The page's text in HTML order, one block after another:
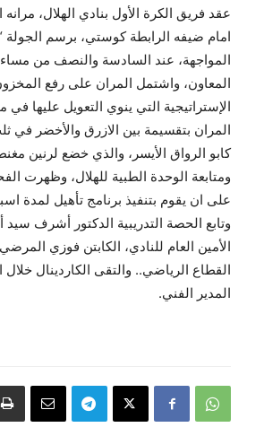
عقد فريق الكرة الأول بنادي الهلال،
المواجهة، عند السادسة والنصف من
المعاون، واشتمل المران على رفع
الإستراتيجية التي ينوي التعويل عليها في
المران بتقسيمة بين الازرق والأخضر في
كابو الرواق الأيسر، والذي خضع لرنين
ومتابعة الوحدة الطبية للهلال، وظهرت
على ان يقوم بتنفيذ برنامج تأهيل لمدة
وتابع الحصة التدريبية الدكتور أشرف
الأمين العام للنادي، الكابتن فوزي
القطاع الرياضي.. والتقى الكاردينال
المدير الفني.